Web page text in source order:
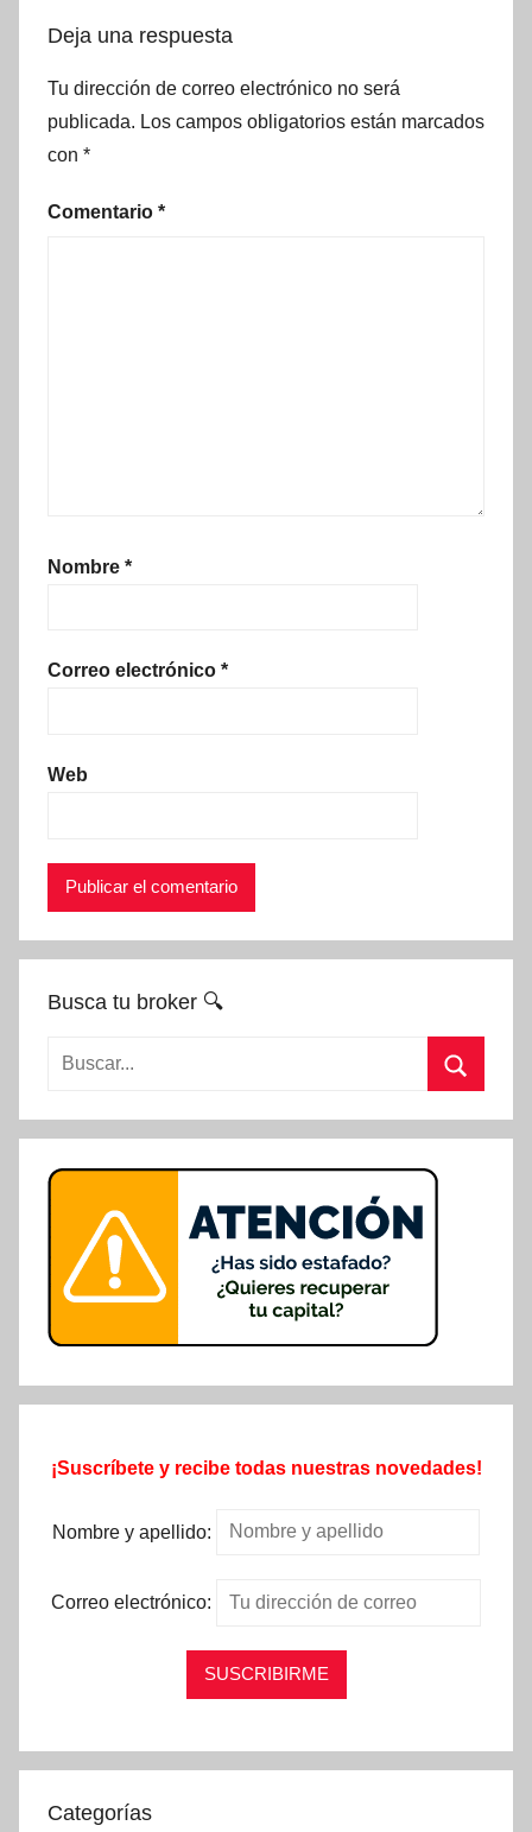
Deja una respuesta
Tu dirección de correo electrónico no será
publicada. Los campos obligatorios están marcados
con *
Comentario *
Nombre *
Correo electrónico *
Web
Busca tu broker 🔍
Buscar:
¡Suscríbete y recibe todas nuestras novedades!
Nombre y apellido:
Correo electrónico:
Categorías